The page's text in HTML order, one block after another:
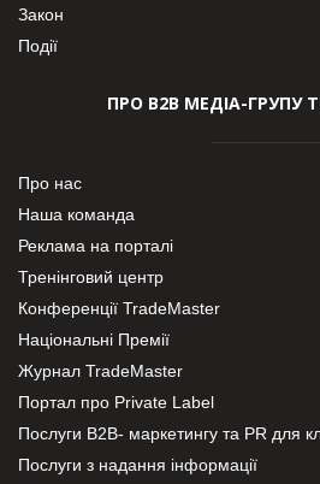
Закон
Події
ПРО В2В МЕДІА-ГРУПУ
Про нас
Наша команда
Реклама на порталі
Тренінговий центр
Конференції TradeMaster
Національні Премії
Журнал TradeMaster
Портал про Private Label
Послуги В2В- маркетингу та PR для
Послуги з надання інформації